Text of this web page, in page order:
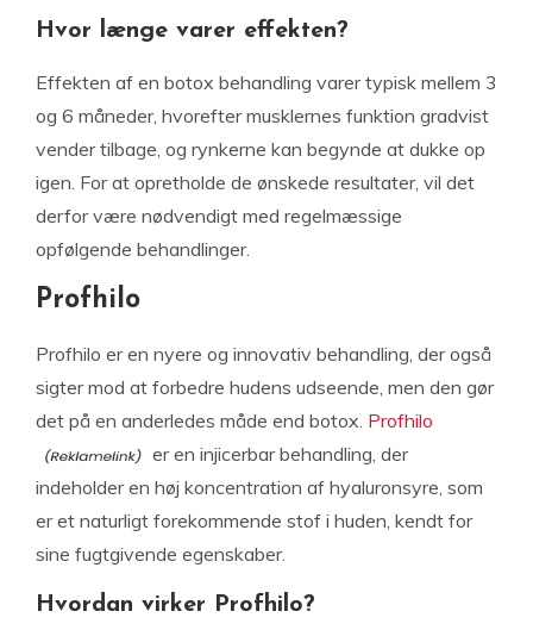
Hvor længe varer effekten?
Effekten af en botox behandling varer typisk mellem 3
og 6 måneder, hvorefter musklernes funktion gradvist
vender tilbage, og rynkerne kan begynde at dukke op
igen. For at opretholde de ønskede resultater, vil det
derfor være nødvendigt med regelmæssige
opfølgende behandlinger.
Profhilo
Profhilo er en nyere og innovativ behandling, der også
sigter mod at forbedre hudens udseende, men den gør
det på en anderledes måde end botox. Profhilo
er en injicerbar behandling, der
indeholder en høj koncentration af hyaluronsyre, som
er et naturligt forekommende stof i huden, kendt for
sine fugtgivende egenskaber.
Hvordan virker Profhilo?